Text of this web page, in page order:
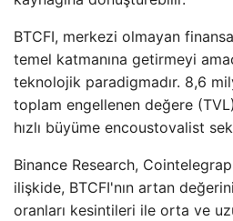
BTCFI, merkezi olmayan
temel katmanına getirmeyi
teknolojik paradigmadır. 8,6
toplam engellenen değere
hızlı büyüme encoustovalist
Binance Research,
ilişkide, BTCFI'nın artan
oranları kesintileri ile orta ve